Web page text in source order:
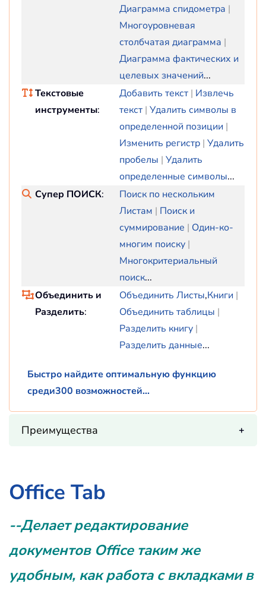
Диаграмма спидометра |
Многоуровневая
столбчатая диаграмма |
Диаграмма фактических и
целевых значений...
Текстовые
инструменты:
Добавить текст | Извлечь
текст | Удалить символы в
определенной позиции |
Изменить регистр | Удалить
пробелы | Удалить
определенные символы...
Супер ПОИСК:
Поиск по нескольким
Листам | Поиск и
суммирование | Один-ко-
многим поиску |
Многокритериальный
поиск...
Объединить и
Разделить:
Объединить Листы,Книги |
Объединить таблицы |
Разделить книгу |
Разделить данные...
Быстро найдите оптимальную функцию
среди300 возможностей...
Преимущества
Office Tab
--Делает редактирование
документов Office таким же
удобным, как работа с вкладками в